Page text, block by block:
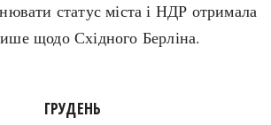
статус міста і НДР отримала
щодо Східного Берліна.
ГРУДЕНЬ